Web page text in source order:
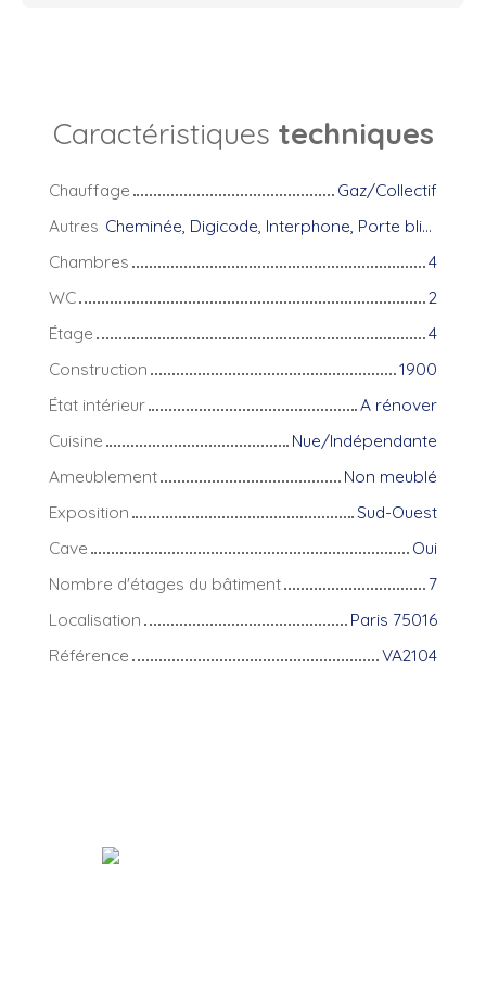
Caractéristiques techniques
Chauffage
Gaz/Collectif
Autres
Cheminée, Digicode, Interphone, Porte blindée, Volets électriques
Chambres
4
WC
2
Étage
4
Construction
1900
État intérieur
A rénover
Cuisine
Nue/Indépendante
Ameublement
Non meublé
Exposition
Sud-Ouest
Cave
Oui
Nombre d'étages du bâtiment
7
Localisation
Paris 75016
Référence
VA2104